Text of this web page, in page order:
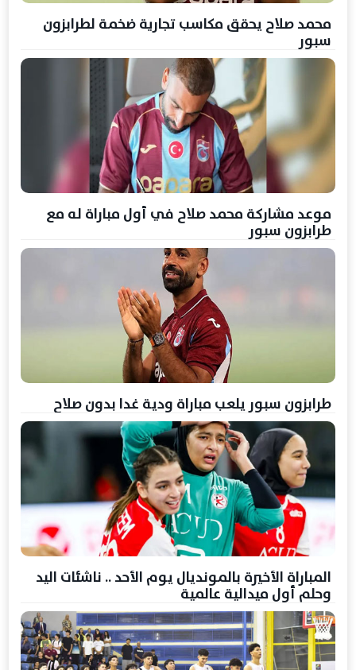
محمد صلاح يحقق مكاسب تجارية ضخمة لطرابزون
سبور
موعد مشاركة محمد صلاح في أول مباراة له مع
طرابزون سبور
طرابزون سبور يلعب مباراة ودية غدا بدون صلاح
المباراة الأخيرة بالمونديال يوم الأحد .. ناشئات اليد
وحلم أول ميدالية عالمية